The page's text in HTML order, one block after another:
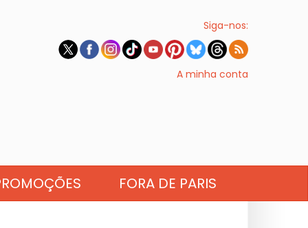
Siga-nos:
A minha conta
FORA DE PARIS